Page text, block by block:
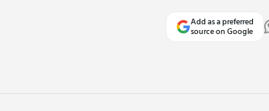
Add as a preferred
source on Google